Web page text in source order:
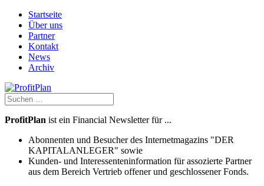
Startseite
Über uns
Partner
Kontakt
News
Archiv
ProfitPlan ist ein Financial Newsletter für ...
Abonnenten und Besucher des Internetmagazins "DER
KAPITALANLEGER" sowie
Kunden- und Interessenteninformation für assozierte Partner
aus dem Bereich Vertrieb offener und geschlossener Fonds.